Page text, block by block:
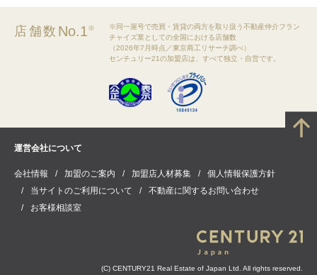
店舗数 No.1※
※同一屋号で売買・賃貸の両方を取り扱う不動産仲介フラン
チャイズ業としての全国における店舗数
（2026年7月時点／東京商工リサーチ調べ）
センチュリー21の加盟店は、すべて独立・自営です。
運営会社について
会社情報 加盟のご案内 加盟店人材募集
個人情報保護方針
当サイトのご利用について
不動産に関するお問い合わせ
お客様相談室
(C) CENTURY21 Real Estate of Japan Ltd. All rights reserved.